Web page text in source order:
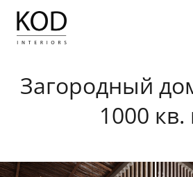
Загородный
1000 кв.